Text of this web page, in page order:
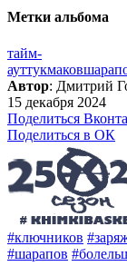
Метки альбома
тайм-
ауттукмаков
Автор: Дмитрий
15 декабря 2024
Поделиться
Поделиться в ОК
#ключников
#шарапов